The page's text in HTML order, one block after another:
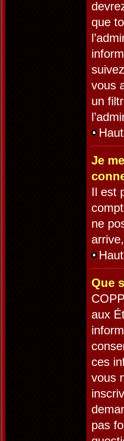
que
vous
un
Haut
Je
Il est
ne
Haut
Que
aux
ces
vous
pas